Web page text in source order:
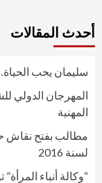
أحدث المقالات
سليمان يحب
المهنية
مطالب بفتح نقاش
لسنة 2016
“وكالة أنباء